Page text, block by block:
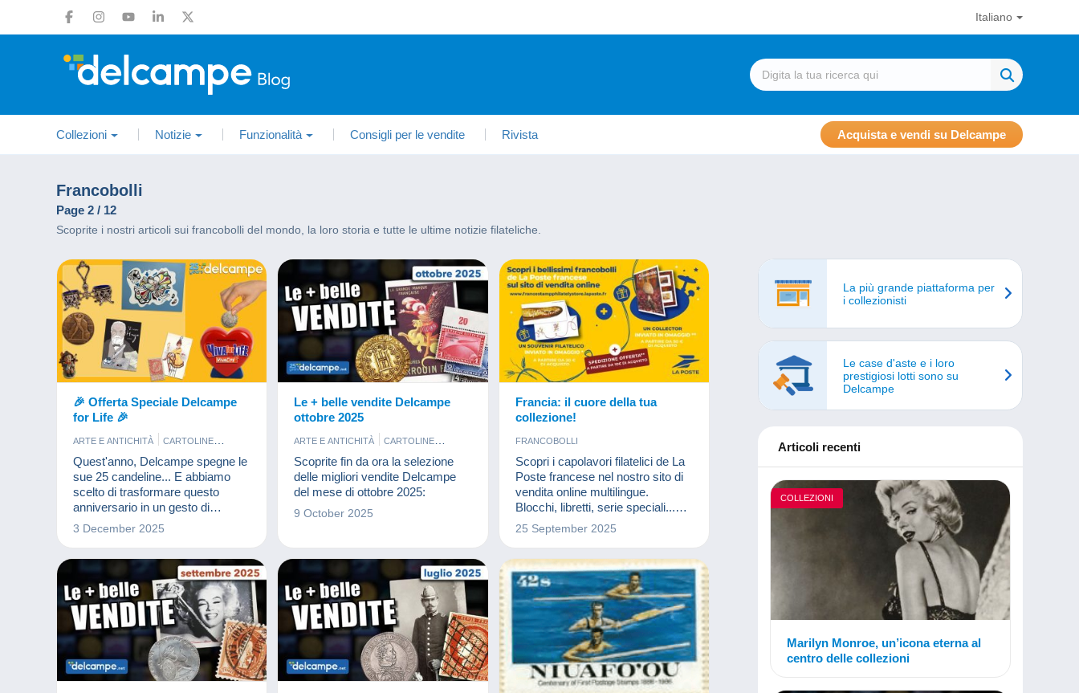
Italiano
Collezioni Notizie Funzionalità Consigli per le vendite Rivista Acquista e vendi su Delcampe
Francobolli
Page 2 / 12
Scoprite i nostri articoli sui francobolli del mondo, la loro storia e tutte le ultime notizie filateliche.
🎉 Offerta Speciale Delcampe
for Life 🎉
ARTE E ANTICHITÀ
CARTOLINE
EVENTI DELCAMPE
FUMETTI
GIOIELLI
MONETE & BANCONOTE
PUBBLICITARI
VECCHI DOCUMENTI
Quest'anno, Delcampe spegne le
sue 25 candeline... E abbiamo
scelto di trasformare questo
anniversario in un gesto di
solidarietà. Perché un quarto di
ne ha più bisogno.
3 December 2025
Le + belle vendite Delcampe
ottobre 2025
ARTE E ANTICHITÀ
CARTOLINE
FOTOGRAFIA
FRANCOBOLLI
MONETE & BANCONOTE
Scoprite fin da ora la selezione
delle migliori vendite Delcampe
del mese di ottobre 2025:
9 October 2025
Francia: il cuore della tua
collezione!
FRANCOBOLLI
Scopri i capolavori filatelici de La
Poste francese nel nostro sito di
vendita online multilingue.
Blocchi, libretti, serie speciali...
una selezione ricca e variegata,
pensata per collezionisti
25 September 2025
La più grande piattaforma per
i collezionisti
Le case d'aste e i loro
prestigiosi lotti sono su
Delcampe
Articoli recenti
COLLEZIONI
Marilyn Monroe, un’icona eterna al
centro delle collezioni